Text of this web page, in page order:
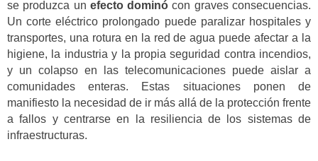
se produzca un efecto dominó con graves consecuencias.
Un corte eléctrico prolongado puede paralizar hospitales y
transportes, una rotura en la red de agua puede afectar a la
higiene, la industria y la propia seguridad contra incendios,
y un colapso en las telecomunicaciones puede aislar a
comunidades enteras. Estas situaciones ponen de
manifiesto la necesidad de ir más allá de la protección frente
a fallos y centrarse en la resiliencia de los sistemas de
infraestructuras.